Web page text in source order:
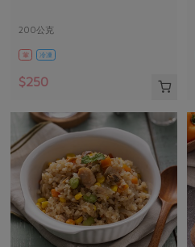
素食專區
樂齡友善
高麗菜海鮮煎餅
地區活動
活動報下載
200公克
葷 冷凍
$250